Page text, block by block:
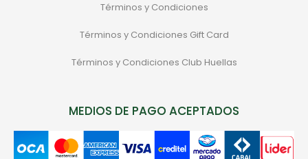
Términos y Condiciones
Términos y Condiciones Gift Card
Términos y Condiciones Club Huellas
MEDIOS DE PAGO ACEPTADOS